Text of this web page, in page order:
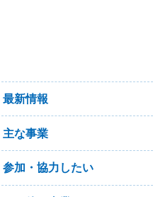
最新情報
主な事業
参加・協力したい